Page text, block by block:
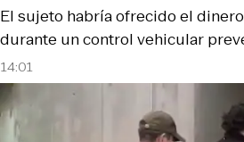
14:01
El sujeto habría ofrecido el
durante un control vehicular